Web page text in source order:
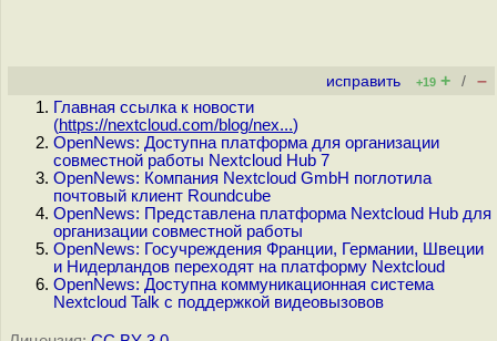
исправить +19 + / –
Главная ссылка к новости
(https://nextcloud.com/blog/nex...)
OpenNews: Доступна платформа для организации
совместной работы Nextcloud Hub 7
OpenNews: Компания Nextcloud GmbH поглотила
почтовый клиент Roundcube
OpenNews: Представлена платформа Nextcloud Hub для
организации совместной работы
OpenNews: Госучреждения Франции, Германии, Швеции
и Нидерландов переходят на платформу Nextcloud
OpenNews: Доступна коммуникационная система
Nextcloud Talk с поддержкой видеовызовов